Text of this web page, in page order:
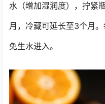
水（增加湿润度），拧紧
月，冷藏可延长至3个月
免生水进入。